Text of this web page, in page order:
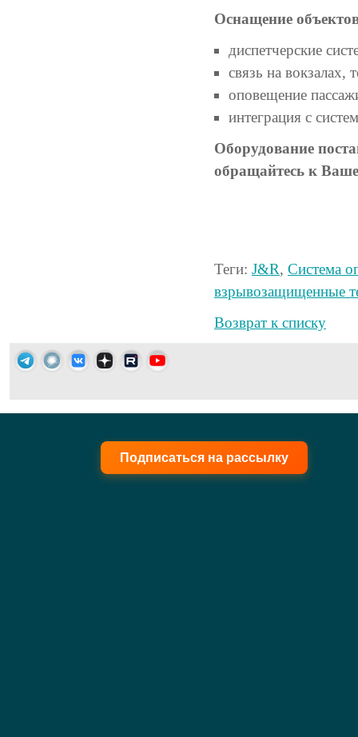
Оснащение
диспетчерские
связь на вокзалах,
оповещение
интеграция с
Оборудование
обращайтесь к
Теги: J&R, Система
взрывозащищенные
Возврат к списку
Подписаться на рассылку